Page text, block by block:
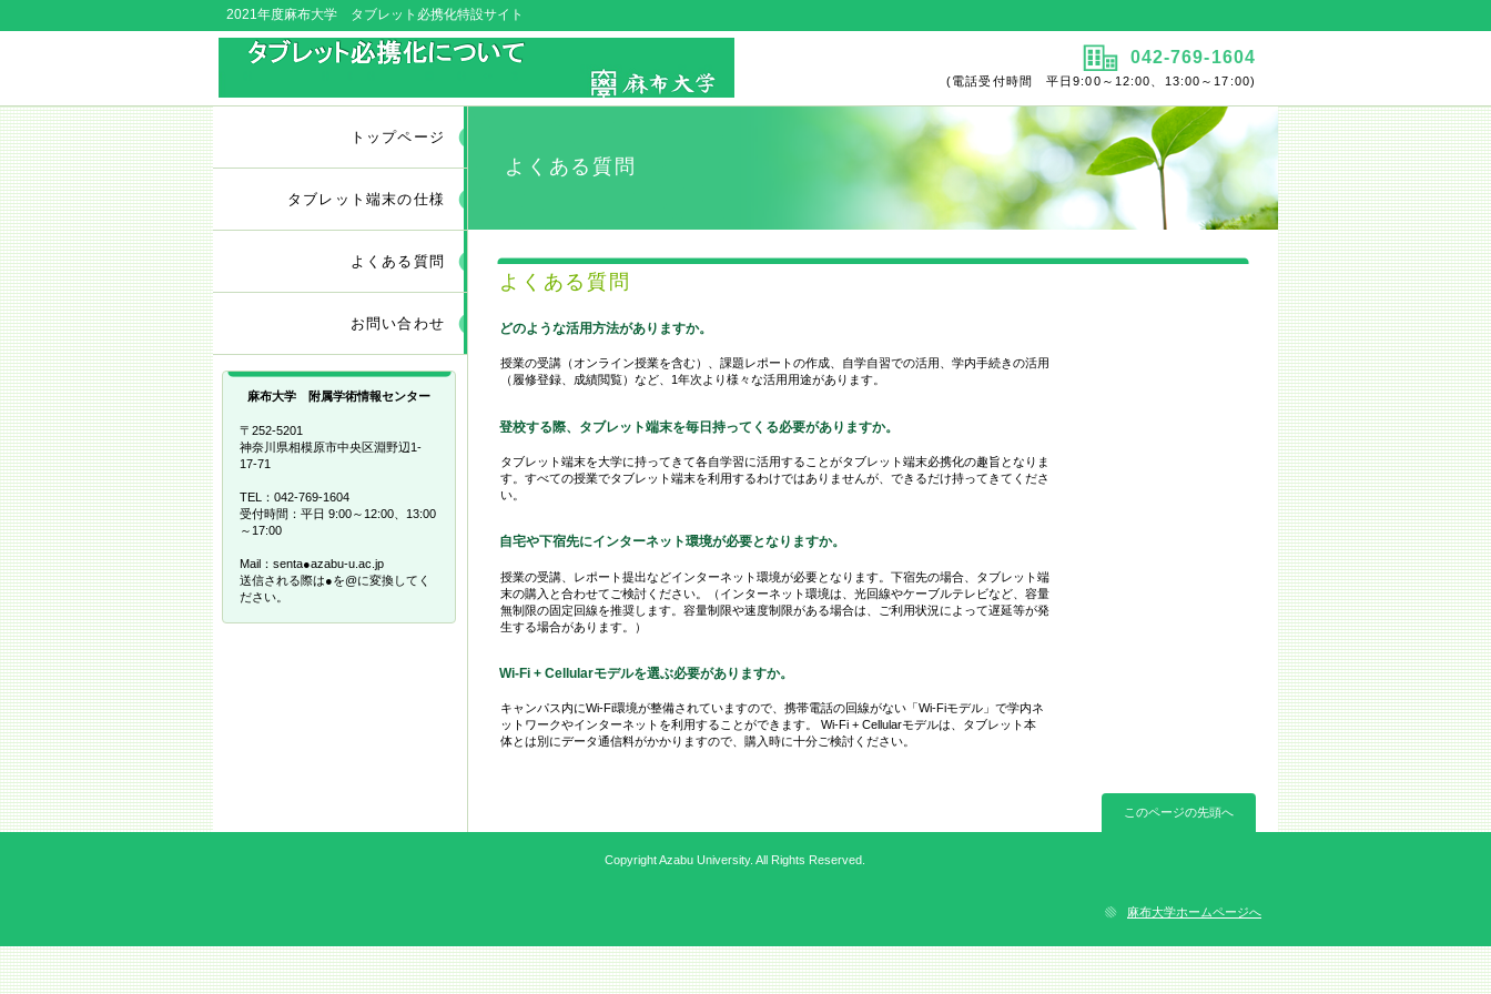
2021年度麻布大学 タブレット必携化特設サイト
042-769-1604
(電話受付時間 平日9:00～12:00、13:00～17:00)
よくある質問
よくある質問
どのような活用方法がありますか。
授業の受講（オンライン授業を含む）、課題レポートの作成、自学自習での活用、学内手続きの活用
（履修登録、成績閲覧）など、1年次より様々な活用用途があります。
登校する際、タブレット端末を毎日持ってくる必要がありますか。
タブレット端末を大学に持ってきて各自学習に活用することがタブレット端末必携化の趣旨となりま
す。すべての授業でタブレット端末を利用するわけではありませんが、できるだけ持ってきてくださ
い。
自宅や下宿先にインターネット環境が必要となりますか。
授業の受講、レポート提出などインターネット環境が必要となります。下宿先の場合、タブレット端
末の購入と合わせてご検討ください。（インターネット環境は、光回線やケーブルテレビなど、容量
無制限の固定回線を推奨します。容量制限や速度制限がある場合は、ご利用状況によって遅延等が発
生する場合があります。）
Wi-Fi + Cellularモデルを選ぶ必要がありますか。
キャンパス内にWi-Fi環境が整備されていますので、携帯電話の回線がない「Wi-Fiモデル」で学内ネ
ットワークやインターネットを利用することができます。 Wi-Fi + Cellularモデルは、タブレット本
体とは別にデータ通信料がかかりますので、購入時に十分ご検討ください。
このページの先頭へ
トップページ
タブレット端末の仕様
よくある質問
お問い合わせ
麻布大学 附属学術情報センター
〒252-5201
神奈川県相模原市中央区淵野辺1-
17-71
TEL：042-769-1604
受付時間：平日 9:00～12:00、13:00
～17:00
Mail：senta●azabu-u.ac.jp
送信される際は●を@に変換してく
ださい。
Copyright Azabu University. All Rights Reserved.
麻布大学ホームページへ